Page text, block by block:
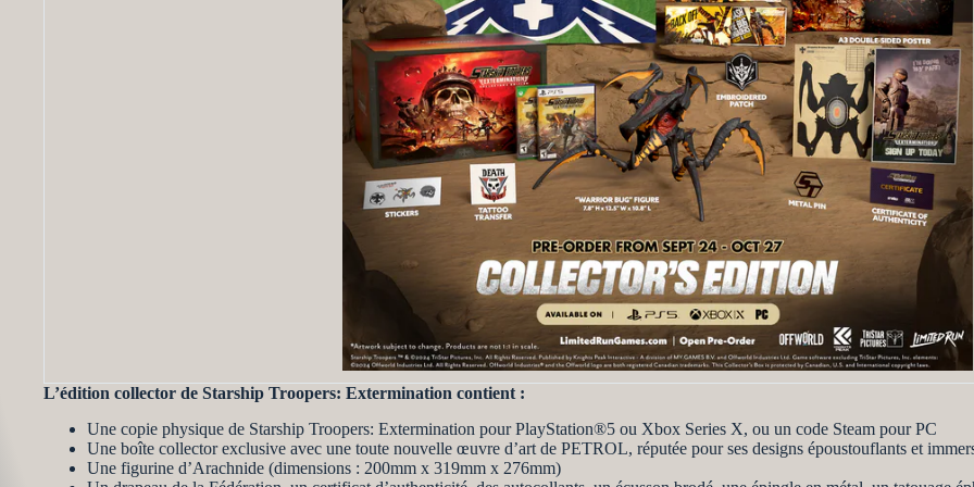
L’édition collector de Starship Troopers: Extermination contient :
Une copie physique de Starship Troopers: Extermination pour PlayStation®5 ou Xbox Series X, ou un code Steam pour PC
Une boîte collector exclusive avec une toute nouvelle œuvre d’art de PETROL, réputée pour ses designs époustouflants et
Une figurine d’Arachnide (dimensions : 200mm x 319mm x 276mm)